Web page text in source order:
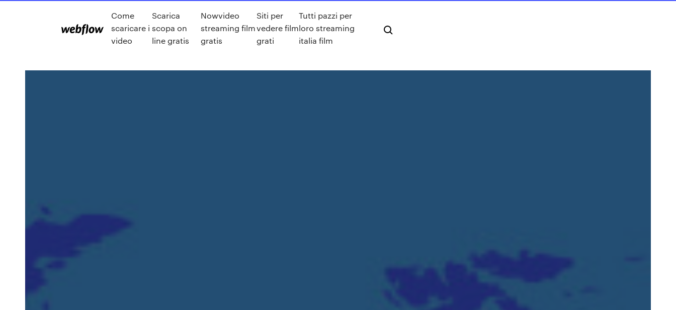
Come
scaricare i
video
Scarica
scopa on
line gratis
Nowvideo
streaming film
gratis
Siti per
vedere film
grati
Tutti pazzi per
loro streaming
italia film